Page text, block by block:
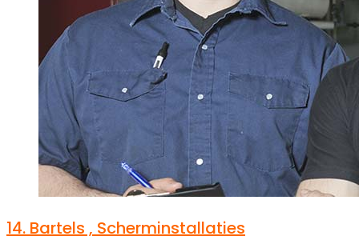
14. Bartels , Scherminstallaties